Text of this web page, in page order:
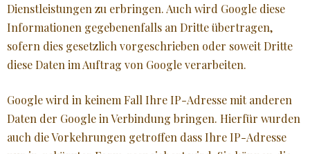
Dienstleistungen zu erbringen. Auch wird Google diese
Informationen gegebenenfalls an Dritte übertragen,
sofern dies gesetzlich vorgeschrieben oder soweit Dritte
diese Daten im Auftrag von Google verarbeiten.
Google wird in keinem Fall Ihre IP-Adresse mit anderen
Daten der Google in Verbindung bringen. Hierfür wurden
auch die Vorkehrungen getroffen dass Ihre IP-Adresse